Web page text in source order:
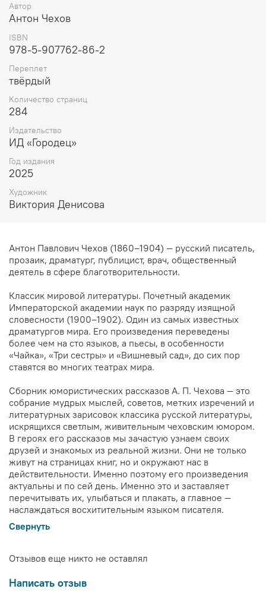
Автор
Антон Чехов
ISBN
978-5-907762-86-2
Переплет
твёрдый
Количество страниц
284
Издательство
ИД «Городец»
Год издания
2025
Художник
Виктория Денисова
Антон Павлович Чехов (1860–1904) — русский писатель,
прозаик, драматург, публицист, врач, общественный
деятель в сфере благотворительности.
Классик мировой литературы. Почетный академик
Императорской академии наук по разряду изящной
словесности (1900–1902). Один из самых известных
драматургов мира. Его произведения переведены
более чем на сто языков, а пьесы, в особенности
«Чайка», «Три сестры» и «Вишневый сад», до сих пор
ставятся во многих театрах мира.
Сборник юмористических рассказов А. П. Чехова — это
собрание мудрых мыслей, советов, метких изречений и
литературных зарисовок классика русской литературы,
искрящихся светлым, живительным чеховским юмором.
В героях его рассказов мы зачастую узнаем своих
друзей и знакомых из реальной жизни. Они не только
живут на страницах книг, но и окружают нас в
действительности. Именно поэтому его произведения
актуальны и по сей день. Именно это и заставляет
перечитывать их, улыбаться и плакать, а главное —
наслаждаться восхитительным языком писателя.
Свернуть
Отзывов еще никто не оставлял
Написать отзыв